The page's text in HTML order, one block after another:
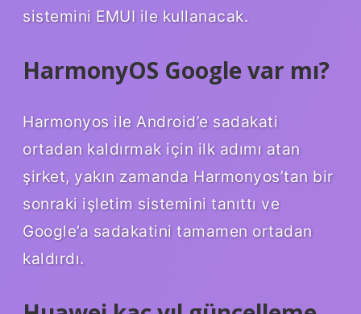
sistemini EMUI ile kullanacak.
HarmonyOS Google var mı?
Harmonyos ile Android’e sadakati
ortadan kaldırmak için ilk adımı atan
şirket, yakın zamanda Harmonyos’tan bir
sonraki işletim sistemini tanıttı ve
Google’a sadakatini tamamen ortadan
kaldırdı.